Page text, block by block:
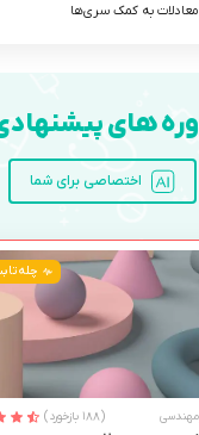
به کمک سری‌ها
های
اختصاصی برای شما
چله
(188 بازخورد)